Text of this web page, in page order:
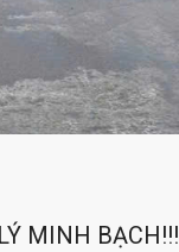
MINH BẠCH!!!